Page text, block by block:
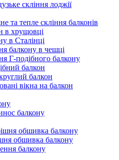
скління лоджії
та тепле скління балконів
в хрущовці
в Сталінці
балкону в чешці
Г-подібного балкону
балкон
балкон
вікна на балкон
балкону
обшивка балкону
обшивка балкону
балкону